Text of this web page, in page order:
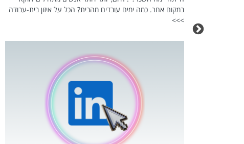
במקום אחר. כמה ימים עובדים מהבית? הכל על איזון בית-עבודה
>>>